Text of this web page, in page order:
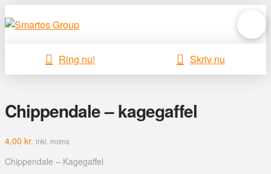
Ring nu! Skriv nu
Chippendale – kagegaffel
4,00 kr. inkl. moms
Chippendale – Kagegaffel